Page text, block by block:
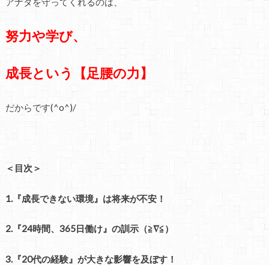
努力や学び、
成長という 【足腰の力】
だからです(^o^)/
＜目次＞
1.『成長できない環境』は将来が不安！
2.『24時間、365日働け』の訓示（≧∇≦）
3.『20代の経験』が大きな影響を及ぼす！